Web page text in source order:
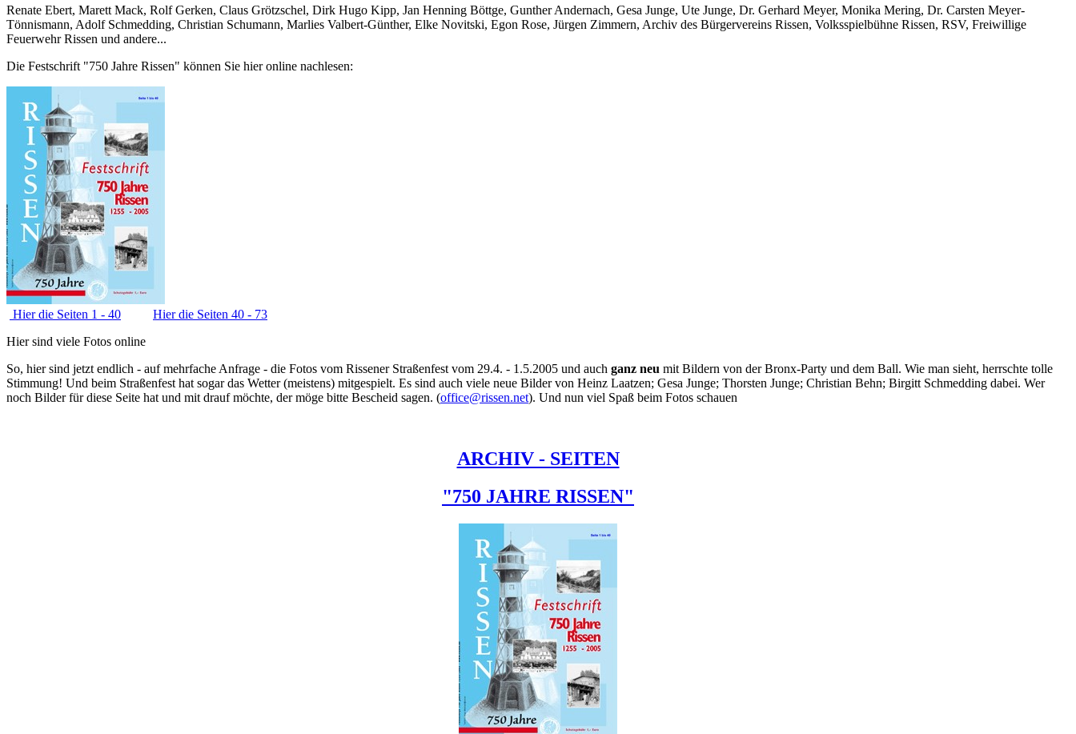
Renate Ebert, Marett Mack, Rolf Gerken, Claus Grötzschel, Dirk Hugo Kipp, Jan Henning Böttge, Gunther Andernach, Gesa Junge, Ute Junge, Dr. Gerhard Meyer, Monika Mering, Dr. Carsten Meyer-
Tönnismann, Adolf Schmedding, Christian Schumann, Marlies Valbert-Günther, Elke Novitski, Egon Rose, Jürgen Zimmern, Archiv des Bürgervereins Rissen, Volksspielbühne Rissen, RSV, Freiwillige
Feuerwehr Rissen und andere...
Die Festschrift "750 Jahre Rissen" können Sie hier online nachlesen:
Hier die Seiten 1 - 40
Hier die Seiten 40 - 73
Hier sind viele Fotos online
So, hier sind jetzt endlich - auf mehrfache Anfrage - die Fotos vom Rissener Straßenfest vom 29.4. - 1.5.2005 und auch ganz neu mit Bildern von der Bronx-Party und dem Ball. Wie man sieht, herrschte tolle
Stimmung! Und beim Straßenfest hat sogar das Wetter (meistens) mitgespielt. Es sind auch viele neue Bilder von Heinz Laatzen; Gesa Junge; Thorsten Junge; Christian Behn; Birgitt Schmedding dabei. Wer
noch Bilder für diese Seite hat und mit drauf möchte, der möge bitte Bescheid sagen. (office@rissen.net). Und nun viel Spaß beim Fotos schauen
ARCHIV - SEITEN
"750 JAHRE RISSEN"